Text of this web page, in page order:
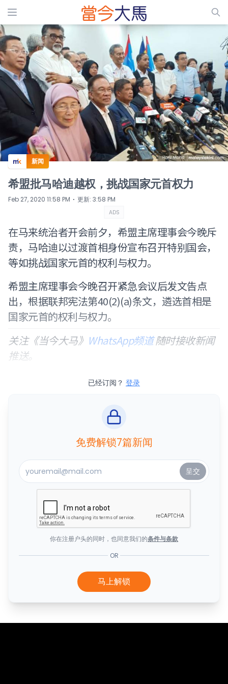
ADS
新闻
希盟批马哈迪越权，挑战国家元首权力
Feb 27, 2020 11:58 PM ⋅ 更新: 3:58 PM
ADS
在马来统治者开会前夕，希盟主席理事会今晚斥
责，马哈迪以过渡首相身份宣布召开特别国会，
等如挑战国家元首的权利与权力。
希盟主席理事会今晚召开紧急会议后发文告点
出，根据联邦宪法第40(2)(a)条文，遴选首相是
国家元首的权利与权力。
关注《当今大马》 WhatsApp频道随时接收新闻
推送。
已经订阅？ 登录
免费解锁7篇新闻
你在注册户头的同时，也同意我们的条件与条款
OR
马上解锁